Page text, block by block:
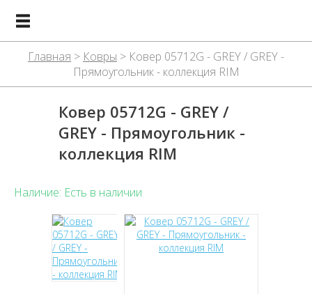
Главная > Ковры > Ковер 05712G - GREY / GREY -
Прямоугольник - коллекция RIM
Ковер 05712G - GREY /
GREY - Прямоугольник -
коллекция RIM
Наличие: Есть в наличии